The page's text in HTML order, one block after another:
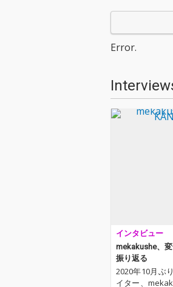
Error.
インタビュー
mekakushe、変
振り返る
2020年10月ぶ
イター、